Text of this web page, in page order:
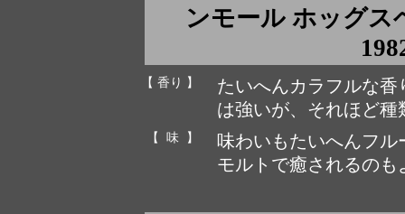
ンモール ホッグス
【 香り 】
たいへんカラフルな
は強いが、それほど種
【 味 】
味わいもたいへんフ
モルトで癒されるのも